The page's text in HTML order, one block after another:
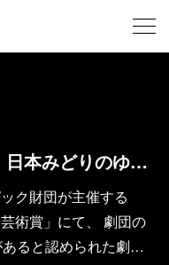
【受賞のお知らせ】第１回 日本みどりのゆび舞台芸術賞 HOPE賞
ク財団が主催する
術賞」にて、 劇団の
ると認められた劇…